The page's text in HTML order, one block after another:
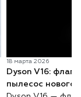
18 марта 2026
Dyson V16:
пылесос нового